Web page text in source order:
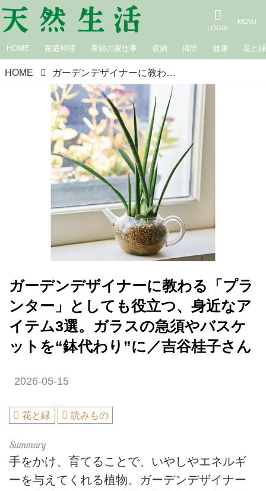
HOME 家庭料理 季節の家仕事 収納 掃除 健康 花と緑
HOME ガーデンデザイナーに教わる「プランター」としても役立つ、身近なアイテム3選。ガラスの急須やバスケットを“鉢代わり”に／吉谷桂子さん
ガーデンデザイナーに教わる「プラ
ンター」としても役立つ、身近なア
イテム3選。ガラスの急須やバスケ
ットを“鉢代わり”に／吉谷桂子さん
2026-05-15
花と緑 読みもの
手をかけ、育てることで、いやしやエネルギ
ーを与えてくれる植物。ガーデンデザイナー